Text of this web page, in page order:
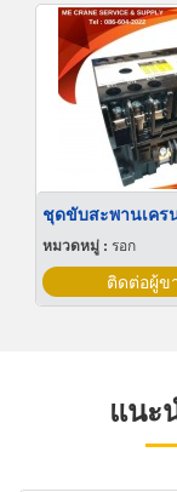
ชุดขับสะพานเคร
หมวดหมู่ : รอก
ติดต่อผู้ข
แนะ